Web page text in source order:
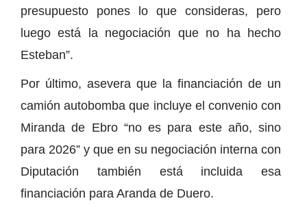
presupuesto pones lo que consideras, pero
luego está la negociación que no ha hecho
Esteban”.
Por último, asevera que la financiación de un
camión autobomba que incluye el convenio con
Miranda de Ebro “no es para este año, sino
para 2026” y que en su negociación interna con
Diputación también está incluida esa
financiación para Aranda de Duero.